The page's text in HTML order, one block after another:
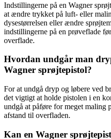
Indstillingerne på en Wagner
at ændre trykket på luft- eller
dysestørrelsen eller ændre
indstillingerne på en prøveflade
overflade.
Hvordan undgår man
Wagner sprøjtepistol?
For at undgå dryp og løbere ved
det vigtigt at holde pistolen i en
undgå at påføre for meget maling
afstand til overfladen.
Kan en Wagner